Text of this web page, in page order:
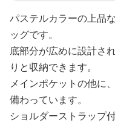
パステルカラーの上品
ッグです。
底部分が広めに設計さ
りと収納できます。
メインポケットの他に
備わっています。
ショルダーストラップ